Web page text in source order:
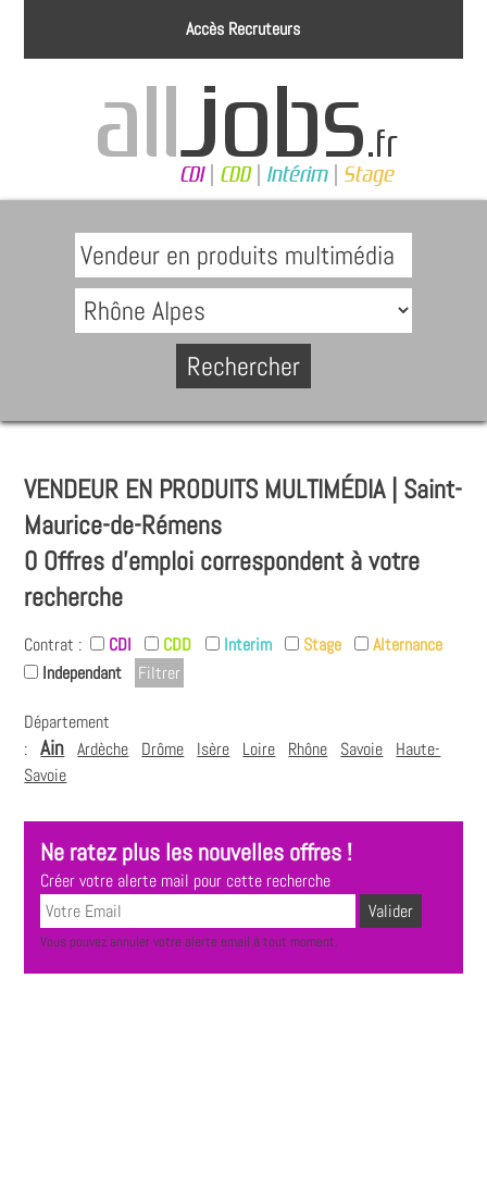
Accès Recruteurs
VENDEUR EN PRODUITS MULTIMÉDIA | Saint-
Maurice-de-Rémens
0 Offres d'emploi correspondent à votre
recherche
Contrat : CDI CDD Interim Stage
Alternance
Independant
Département
: Ain Ardèche Drôme Isère Loire Rhône Savoie
Haute-
Savoie
Ne ratez plus les nouvelles offres !
Créer votre alerte mail pour cette recherche
Vous pouvez annuler votre alerte email à tout moment.